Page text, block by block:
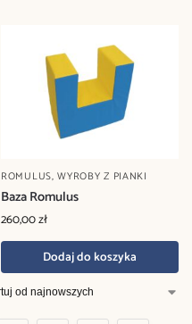
ROMULUS,WYROBY Z PIANKI
Baza Romulus
260,00zł
Dodaj do koszyka